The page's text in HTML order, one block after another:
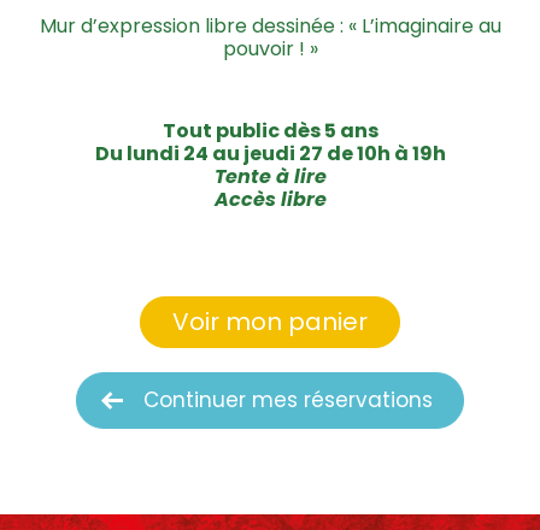
Mur d’expression libre dessinée : « L’imaginaire au
pouvoir ! »
Tout public dès 5 ans
Du lundi 24 au jeudi 27 de 10h à 19h
Tente à lire
Accès libre
Continuer mes réservations
Voir mon panier